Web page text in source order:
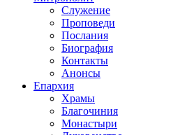
Служение
Проповеди
Послания
Биография
Контакты
Анонсы
Епархия
Храмы
Благочиния
Монастыри